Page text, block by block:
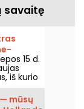
savaitę
15 d.
iš kurio
Arts
mūsų